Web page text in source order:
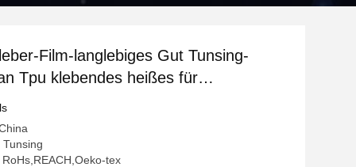
Film-langlebiges Gut Tunsing-
Tpu klebendes heißes für
Gewebe
tex